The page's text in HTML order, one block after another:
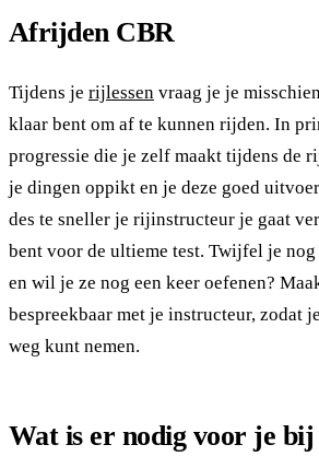
Afrijden CBR
Tijdens je rijlessen vraag je je
klaar bent om af te kunnen rijden. In
progressie die je zelf maakt tijdens de
je dingen oppikt en je deze goed
des te sneller je rijinstructeur je gaat
bent voor de ultieme test. Twijfel je nog
en wil je ze nog een keer oefenen?
bespreekbaar met je instructeur, zodat
weg kunt nemen.
Wat is er nodig voor je